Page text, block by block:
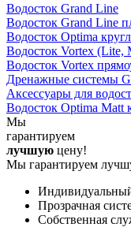
Водосток Grand Line
Водосток Grand Line
Водосток Optima
Водосток Vortex (Lite,
Водосток Vortex
Дренажные системы
Аксессуары для
Водосток Optima Matt
Мы
гарантируем
лучшую цену!
Мы гарантируем
Прозрачная
Собственная